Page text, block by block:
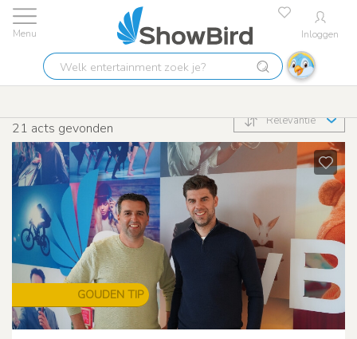
Inloggen
Welk
entertainment
je?
Columnist
21 acts gevonden Relevantie
GOUDEN TIP